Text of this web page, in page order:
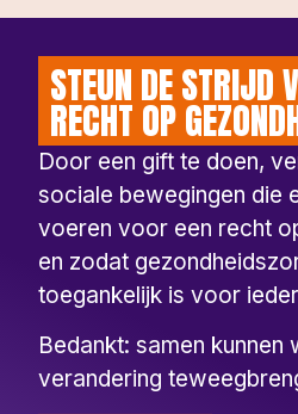
STEUN DE STRIJD
RECHT OP
Door een gift te doen,
sociale bewegingen die
voeren voor een recht
en zodat
toegankelijk is voor
Bedankt: samen kunnen
verandering